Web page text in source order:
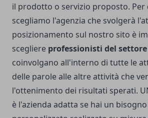
il prodotto o servizio proposto. Per
scegliamo l'agenzia che svolgerà
posizionamento sul nostro sito è
scegliere professionisti del settore
coinvolgano all'interno di tutte le
delle parole alle altre attività che
l'ottenimento dei risultati sperati.
è l'azienda adatta se hai un